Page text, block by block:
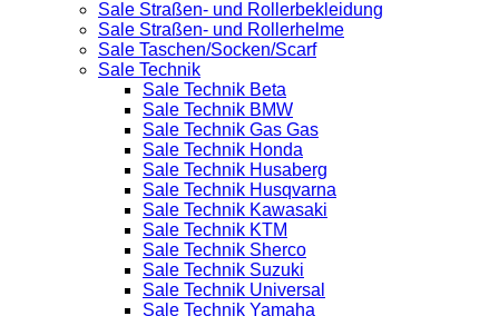
Sale Straßen- und Rollerbekleidung
Sale Straßen- und Rollerhelme
Sale Taschen/Socken/Scarf
Sale Technik
Sale Technik Beta
Sale Technik BMW
Sale Technik Gas Gas
Sale Technik Honda
Sale Technik Husaberg
Sale Technik Husqvarna
Sale Technik Kawasaki
Sale Technik KTM
Sale Technik Sherco
Sale Technik Suzuki
Sale Technik Universal
Sale Technik Yamaha